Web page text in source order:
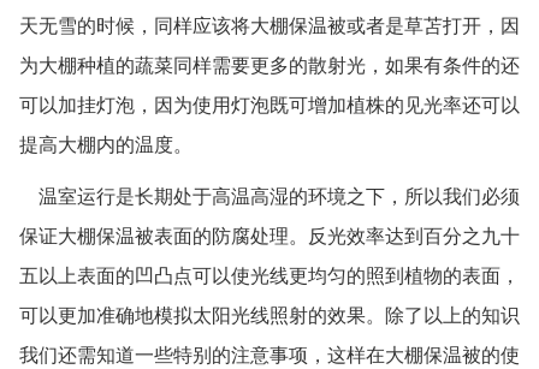
天无雪的时候，同样应该将大棚保温被或者是草苫打开，因
为大棚种植的蔬菜同样需要更多的散射光，如果有条件的还
可以加挂灯泡，因为使用灯泡既可增加植株的见光率还可以
提高大棚内的温度。
温室运行是长期处于高温高湿的环境之下，所以我们必须
保证大棚保温被表面的防腐处理。反光效率达到百分之九十
五以上表面的凹凸点可以使光线更均匀的照到植物的表面，
可以更加准确地模拟太阳光线照射的效果。除了以上的知识
我们还需知道一些特别的注意事项，这样在大棚保温被的使